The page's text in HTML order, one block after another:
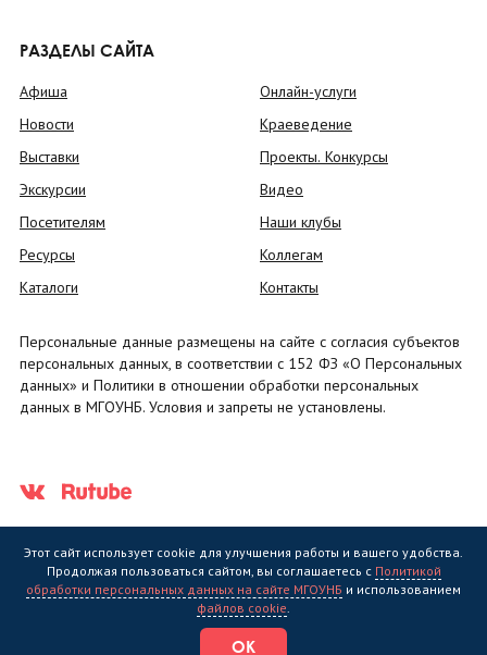
РАЗДЕЛЫ САЙТА
Афиша
Новости
Выставки
Экскурсии
Посетителям
Ресурсы
Каталоги
Онлайн-услуги
Краеведение
Проекты. Конкурсы
Видео
Наши клубы
Коллегам
Контакты
Персональные данные размещены на сайте с согласия субъектов
персональных данных, в соответствии с 152 ФЗ «О Персональных
данных» и Политики в отношении обработки персональных
данных в МГОУНБ. Условия и запреты не установлены.
Государственное областное бюджетное учреждение культуры
библиотека" (МГОУНБ) © 2006 - 2026
Этот сайт использует cookie для улучшения работы и вашего удобства.
Продолжая пользоваться сайтом, вы соглашаетесь с Политикой
обработки персональных данных на сайте МГОУНБ и использованием
файлов cookie.
ОК